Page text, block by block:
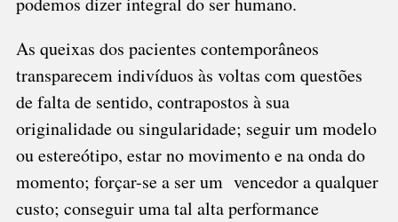
As queixas dos pacientes contemporâneos
transparecem indivíduos às voltas com questões
de falta de sentido, contrapostos à sua
originalidade ou singularidade; seguir um modelo
ou estereótipo, estar no movimento e na onda do
momento; forçar-se a ser um vencedor a qualquer
custo; conseguir uma tal alta performance